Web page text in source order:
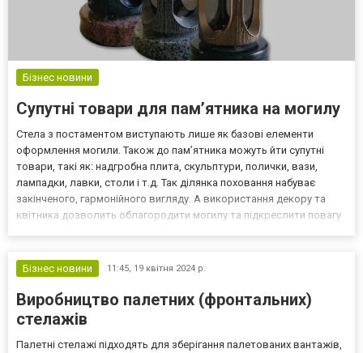
Бізнес новини
Супутні товари для пам’ятника на могилу
Стела з постаментом виступають лише як базові елементи
оформлення могили. Також до пам’ятника можуть йти супутні
товари, такі як: надгробна плита, скульптури, полички, вази,
лампадки, лавки, столи і т.д. Так ділянка поховання набуває
закінченого, гармонійного вигляду. А використання декору та
квітника дозволить облагородити могилу та підкреслити повагу
Бізнес новини
11:45, 19 квітня 2024 р.
Виробництво палетних (фронтальних)
стелажів
Палетні стелажі підходять для зберігання палетованих вантажів,